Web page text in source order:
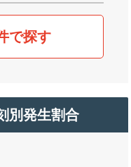
で探す
別発生割合